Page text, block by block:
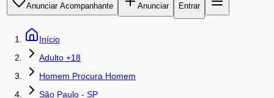
Anunciar Acompanhante Anunciar Entrar
Início
Adulto +18
Homem Procura Homem
São Paulo - SP